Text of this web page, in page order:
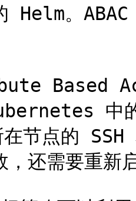
Helm。
Based
中
节点的 SSH
，还需要重